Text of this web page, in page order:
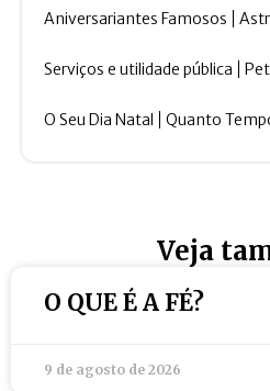
Aniversariantes Famosos
Serviços e utilidade pública
O Seu Dia Natal Quanto
Veja
O QUE É A FÉ?
9 de agosto de 2026